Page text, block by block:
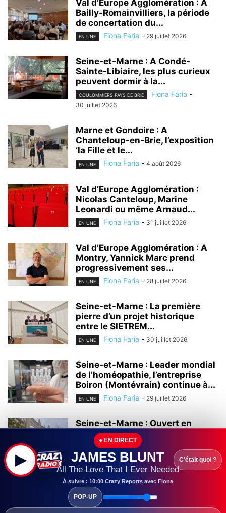
Val d’Europe Agglomération : A
Bailly-Romainvilliers, la période
de concertation du...
EN UNE Fiona Faria - 29 juillet 2026
Seine-et-Marne : A Condé-
Sainte-Libiaire, les plus curieux
peuvent dormir à la...
COULOMMIERS PAYS DE BRIE Fiona Faria -
30 juillet 2026
Marne et Gondoire : A
Chanteloup-en-Brie, l’exposition
‘la Fille et le...
EN UNE Fiona Faria - 4 août 2026
Val d’Europe Agglomération :
Nicolas Canteloup, Marine
Leonardi ou même Arnaud...
EN UNE Fiona Faria - 31 juillet 2026
Val d’Europe Agglomération : A
Montry, Yannick Marc prend
progressivement ses...
EN UNE Fiona Faria - 28 juillet 2026
Seine-et-Marne : La première
pierre d’un projet historique
entre le SIETREM...
EN UNE Fiona Faria - 30 juillet 2026
Seine-et-Marne : Leader mondial
de l’homéopathie, l’entreprise
Boiron (Montévrain) continue à...
EN UNE Fiona Faria - 29 juillet 2026
Seine-et-Marne : Ouvert en
2000, le centre commercial Val
d’Europe continue...
EN UNE Fiona Faria 28 juillet 2026
Seine-et-Marne :
L’universitarisation du Grand
Hôpital de l’Est Francilien (GHEF)
▶
● EN DIRECT
JAMES BLUNT
All The Love That I Ever Needed
À suivre : 10:00 Crazy Reports avec Fiona
C’était quoi ?
POP-UP